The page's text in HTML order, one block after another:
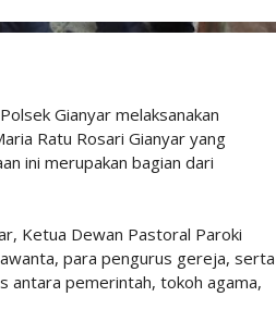
Gianyar melaksanakan
Ratu Rosari Gianyar yang
ini merupakan bagian dari
Ketua Dewan Pastoral Paroki
para pengurus gereja, serta
antara pemerintah, tokoh agama,